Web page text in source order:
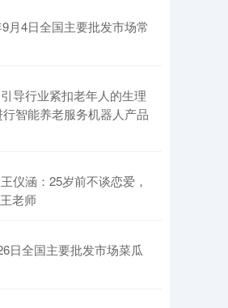
月4日全国主要批发市场常
导行业紧扣老年人的生理
智能养老服务机器人产品
仪涵：25岁前不谈恋爱，
老师
日全国主要批发市场菜瓜